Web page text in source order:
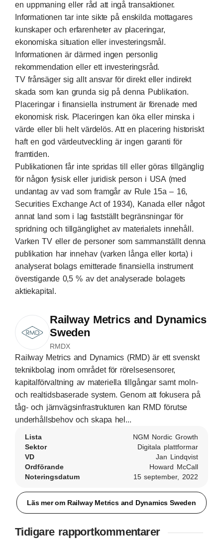
en uppmaning eller råd att ingå transaktioner.
Informationen tar inte sikte på enskilda mottagares
kunskaper och erfarenheter av placeringar,
ekonomiska situation eller investeringsmål.
Informationen är därmed ingen personlig
rekommendation eller ett investeringsråd.
TV frånsäger sig allt ansvar för direkt eller indirekt
skada som kan grunda sig på denna Publikation.
Placeringar i finansiella instrument är förenade med
ekonomisk risk. Placeringen kan öka eller minska i
värde eller bli helt värdelös. Att en placering historiskt
haft en god värdeutveckling är ingen garanti för
framtiden.
Publikationen får inte spridas till eller göras tillgänglig
för någon fysisk eller juridisk person i USA (med
undantag av vad som framgår av Rule 15a – 16,
Securities Exchange Act of 1934), Kanada eller något
annat land som i lag fastställt begränsningar för
spridning och tillgänglighet av materialets innehåll.
Varken TV eller de personer som sammanställt denna
publikation har innehav (varken långa eller korta) i
analyserat bolags emitterade finansiella instrument
överstigande 0,5 % av det analyserade bolagets
aktiekapital.
Railway Metrics and Dynamics
Sweden
RMDX
Railway Metrics and Dynamics (RMD) är ett svenskt
teknikbolag inom området för rörelsesensorer,
kapitalförvaltning av materiella tillgångar samt moln-
och realtidsbaserade system. Genom att fokusera på
tåg- och järnvägsinfrastrukturen kan RMD förutse
underhållsbehov och skapa hel...
Lista
NGM Nordic Growth
Sektor
Digitala plattformar
VD
Jan Lindqvist
Ordförande
Howard McCall
Noteringsdatum
15 september, 2022
Läs mer om Railway Metrics and Dynamics Sweden
Tidigare rapportkommentarer